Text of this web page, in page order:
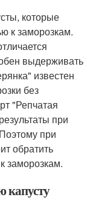
которые
к заморозкам.
выдерживать
известен
без
"Репчатая
при
при
обратить
заморозкам.
капусту